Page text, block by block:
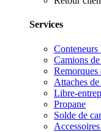
Services
Camions
Remorques
Attaches
Libre-
Propane
Solde de